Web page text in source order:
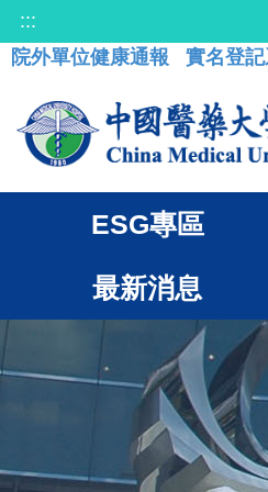
:::
院外單位健康通報
實名登
ESG專區
最新消息